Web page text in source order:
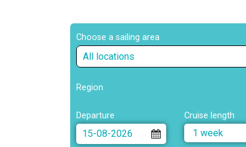
Choose a sailing area
All locations
Region
Departure Cruise length